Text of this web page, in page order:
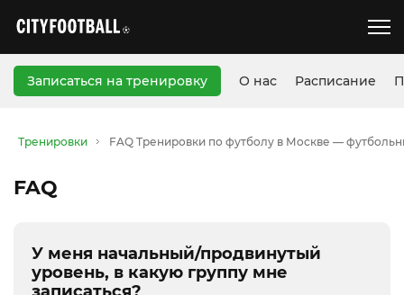
Записаться на тренировку О нас Расписание
Тренировки FAQ Тренировки по футболу в Москве —
FAQ
У меня начальный/продвинутый
уровень, в какую группу мне